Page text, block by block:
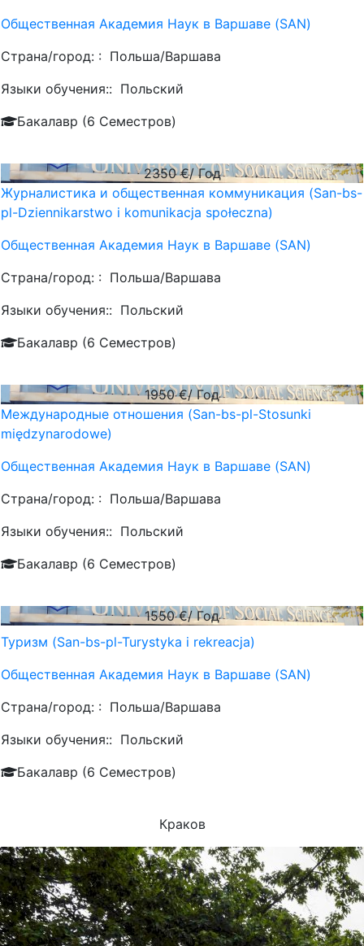
Общественная Академия Наук в Варшаве (SAN)
Страна/город: : Польша/Варшава
Языки обучения:: Польский
Бакалавр (6 Семестров)
2350€/ Год
Журналистика и общественная коммуникация (San-bs-
pl-Dziennikarstwo i komunikacja społeczna)
Общественная Академия Наук в Варшаве (SAN)
Страна/город: : Польша/Варшава
Языки обучения:: Польский
Бакалавр (6 Семестров)
1950€/ Год
Международные отношения (San-bs-pl-Stosunki
międzynarodowe)
Общественная Академия Наук в Варшаве (SAN)
Страна/город: : Польша/Варшава
Языки обучения:: Польский
Бакалавр (6 Семестров)
1550€/ Год
Туризм (San-bs-pl-Turystyka i rekreacja)
Общественная Академия Наук в Варшаве (SAN)
Страна/город: : Польша/Варшава
Языки обучения:: Польский
Бакалавр (6 Семестров)
Краков